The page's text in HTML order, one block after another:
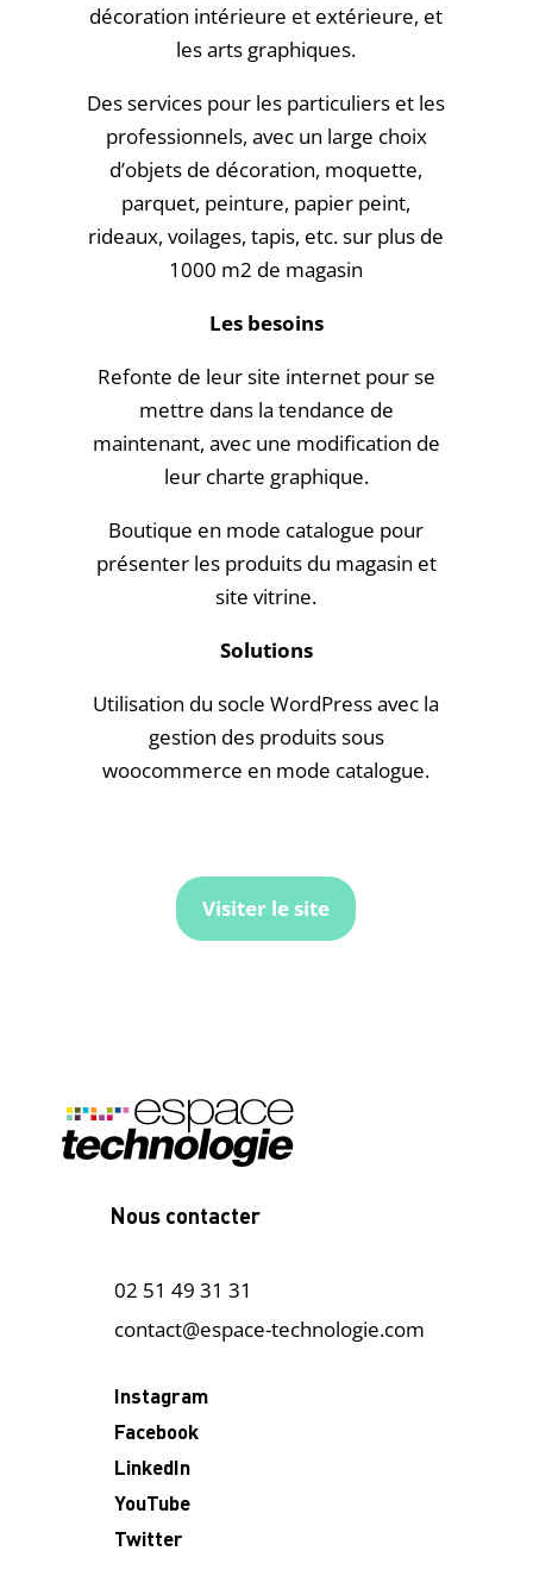
décoration intérieure et extérieure, et
les arts graphiques.
Des services pour les particuliers et les
professionnels, avec un large choix
d’objets de décoration, moquette,
parquet, peinture, papier peint,
rideaux, voilages, tapis, etc. sur plus de
1000 m2 de magasin
Les besoins
Refonte de leur site internet pour se
mettre dans la tendance de
maintenant, avec une modification de
leur charte graphique.
Boutique en mode catalogue pour
présenter les produits du magasin et
site vitrine.
Solutions
Utilisation du socle WordPress avec la
gestion des produits sous
woocommerce en mode catalogue.
Visiter le site
Nous contacter
02 51 49 31 31
contact@espace-technologie.com
Instagram
Facebook
LinkedIn
YouTube
Twitter